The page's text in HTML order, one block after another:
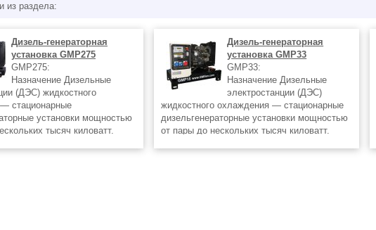
из раздела:
Дизель-генераторная
установка GMP275
GMP275:
Назначение Дизельные
(ДЭС) жидкостного
стационарные
установки мощностью
тысяч киловатт.
Дизель-генераторная
установка GMP33
GMP33:
Назначение Дизельные
электростанции (ДЭС)
жидкостного охлаждения — стационарные
дизельгенераторные установки мощностью
от пары до нескольких тысяч киловатт.